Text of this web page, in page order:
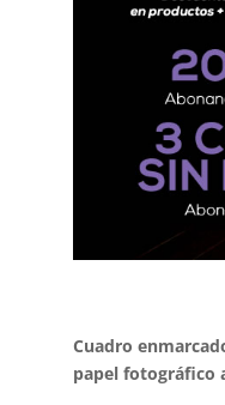
Cuadro
papel fotográfico